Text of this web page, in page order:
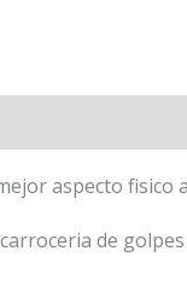
aspecto fisico
de